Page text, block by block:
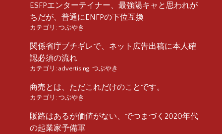
ESFPエンターテイナー、最強陽キャと思われが
ちだが、普通にENFPの下位互換
カテゴリ: つぶやき
関係省庁ブチギレで、ネット広告出稿に本人確
認必須の流れ
カテゴリ: advertising, つぶやき
商売とは、ただこれだけのことです。
カテゴリ: つぶやき
販路はあるが価値がない、でつまづく2020年代
の起業家予備軍